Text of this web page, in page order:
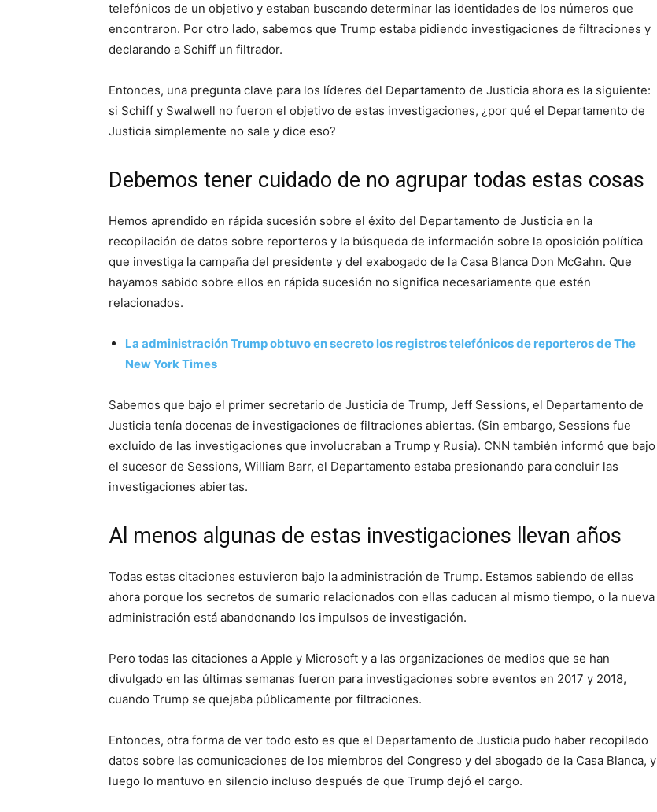
telefónicos de un objetivo y estaban buscando determinar las identidades de los números que
encontraron. Por otro lado, sabemos que Trump estaba pidiendo investigaciones de filtraciones y
declarando a Schiff un filtrador.
Entonces, una pregunta clave para los líderes del Departamento de Justicia ahora es la siguiente:
si Schiff y Swalwell no fueron el objetivo de estas investigaciones, ¿por qué el Departamento de
Justicia simplemente no sale y dice eso?
Debemos tener cuidado de no agrupar todas estas cosas
Hemos aprendido en rápida sucesión sobre el éxito del Departamento de Justicia en la
recopilación de datos sobre reporteros y la búsqueda de información sobre la oposición política
que investiga la campaña del presidente y del exabogado de la Casa Blanca Don McGahn. Que
hayamos sabido sobre ellos en rápida sucesión no significa necesariamente que estén
relacionados.
La administración Trump obtuvo en secreto los registros telefónicos de reporteros de The
New York Times
Sabemos que bajo el primer secretario de Justicia de Trump, Jeff Sessions, el Departamento de
Justicia tenía docenas de investigaciones de filtraciones abiertas. (Sin embargo, Sessions fue
excluido de las investigaciones que involucraban a Trump y Rusia). CNN también informó que bajo
el sucesor de Sessions, William Barr, el Departamento estaba presionando para concluir las
investigaciones abiertas.
Al menos algunas de estas investigaciones llevan años
Todas estas citaciones estuvieron bajo la administración de Trump. Estamos sabiendo de ellas
ahora porque los secretos de sumario relacionados con ellas caducan al mismo tiempo, o la nueva
administración está abandonando los impulsos de investigación.
Pero todas las citaciones a Apple y Microsoft y a las organizaciones de medios que se han
divulgado en las últimas semanas fueron para investigaciones sobre eventos en 2017 y 2018,
cuando Trump se quejaba públicamente por filtraciones.
Entonces, otra forma de ver todo esto es que el Departamento de Justicia pudo haber recopilado
datos sobre las comunicaciones de los miembros del Congreso y del abogado de la Casa Blanca, y
luego lo mantuvo en silencio incluso después de que Trump dejó el cargo.